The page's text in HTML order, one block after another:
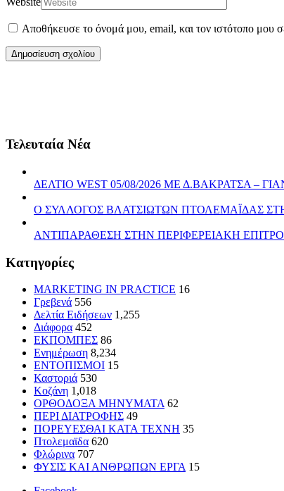
Αποθήκευσε το όνομά μου, email, και τον ιστότοπο μου
Τελευταία Νέα
ΔΕΛΤΙΟ WEST 05/08/2026 ΜΕ Δ.ΒΑΚΡΑΤΣΑ –
Ο ΣΥΛΛΟΓΟΣ ΒΛΑΤΣΙΩΤΩΝ ΠΤΟΛΕΜΑΪΔΑΣ
ΑΝΤΙΠΑΡΑΘΕΣΗ ΣΤΗΝ ΠΕΡΙΦΕΡΕΙΑΚΗ
Kατηγορίες
MARKETING IN PRACTICE 16
Γρεβενά 556
Δελτία Ειδήσεων 1,255
Διάφορα 452
ΕΚΠΟΜΠΕΣ 86
Ενημέρωση 8,234
ΕΝΤΟΠΙΣΜΟΙ 15
Καστοριά 530
Κοζάνη 1,018
ΟΡΘΟΔΟΞΑ ΜΗΝΥΜΑΤΑ 62
ΠΕΡΙ ΔΙΑΤΡΟΦΗΣ 49
ΠΟΡΕΥΕΣΘΑΙ ΚΑΤΑ ΤΕΧΝΗ 35
Πτολεμαϊδα 620
Φλώρινα 707
ΦΥΣΙΣ ΚΑΙ ΑΝΘΡΩΠΩΝ ΕΡΓΑ 15